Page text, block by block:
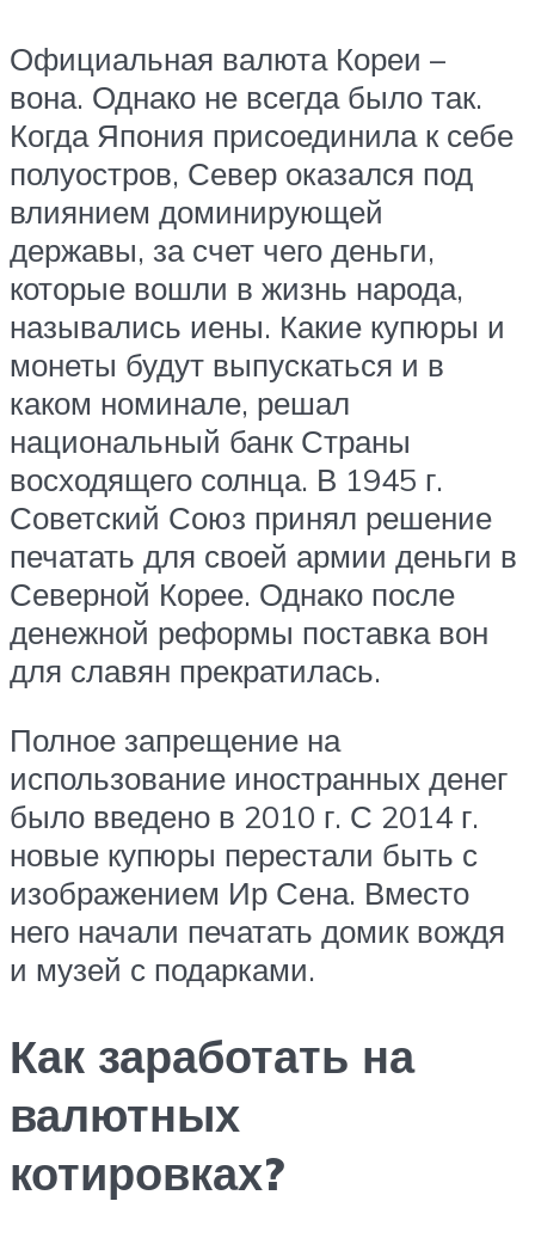
Официальная валюта Кореи –
вона. Однако не всегда было так.
Когда Япония присоединила к себе
полуостров, Север оказался под
влиянием доминирующей
державы, за счет чего деньги,
которые вошли в жизнь народа,
назывались иены. Какие купюры и
монеты будут выпускаться и в
каком номинале, решал
национальный банк Страны
восходящего солнца. В 1945 г.
Советский Союз принял решение
печатать для своей армии деньги в
Северной Корее. Однако после
денежной реформы поставка вон
для славян прекратилась.
Полное запрещение на
использование иностранных денег
было введено в 2010 г. С 2014 г.
новые купюры перестали быть с
изображением Ир Сена. Вместо
него начали печатать домик вождя
и музей с подарками.
Как заработать на
валютных
котировках?